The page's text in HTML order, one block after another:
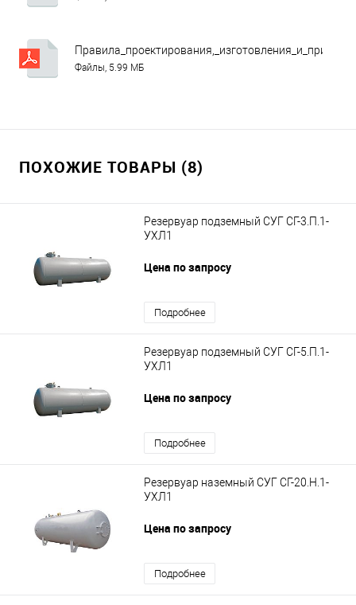
Файлы, 5.99 МБ
ПОХОЖИЕ ТОВАРЫ (8)
Резервуар подземный СУГ СГ-3.П.1-
УХЛ1
Цена по запросу
Подробнее
Резервуар подземный СУГ СГ-5.П.1-
УХЛ1
Цена по запросу
Подробнее
Резервуар наземный СУГ СГ-20.Н.1-
УХЛ1
Цена по запросу
Подробнее